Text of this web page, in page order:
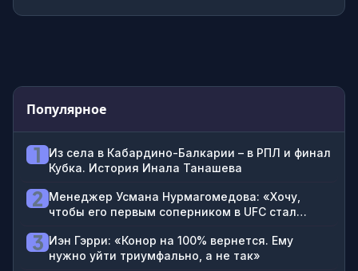
Популярное
1
Из села в Кабардино-Балкарии – в РПЛ и финал
Кубка. История Инала Танашева
2 Менеджер Усмана Нурмагомедова: «Хочу,
чтобы его первым соперником в UFC стал
3 Иэн Гэрри: «Конор на 100% вернется. Ему
нужно уйти триумфально, а не так»